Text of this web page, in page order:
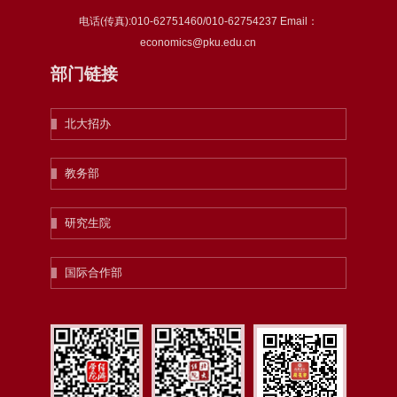
电话(传真):010-62751460/010-62754237 Email：
economics@pku.edu.cn
部门链接
北大招办
教务部
研究生院
国际合作部